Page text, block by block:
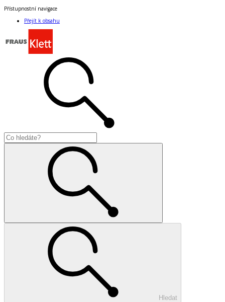
Přístupnostní navigace
Přejít k obsahu
Hledat